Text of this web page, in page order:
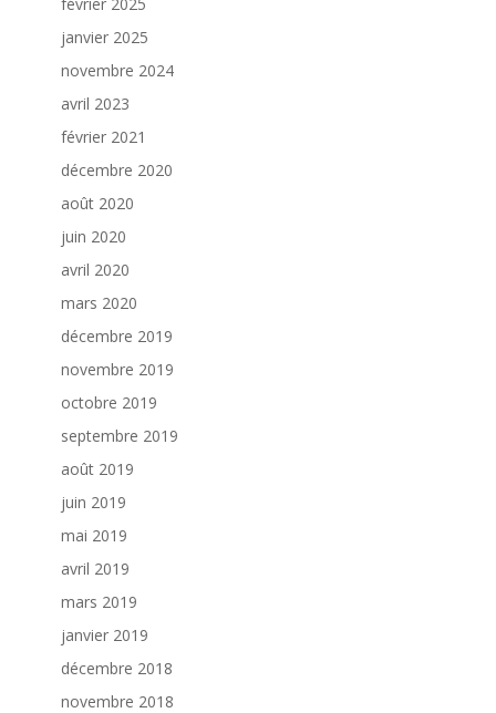
janvier 2025
novembre 2024
avril 2023
février 2021
décembre 2020
août 2020
juin 2020
avril 2020
mars 2020
décembre 2019
novembre 2019
octobre 2019
septembre 2019
août 2019
juin 2019
mai 2019
avril 2019
mars 2019
janvier 2019
décembre 2018
novembre 2018